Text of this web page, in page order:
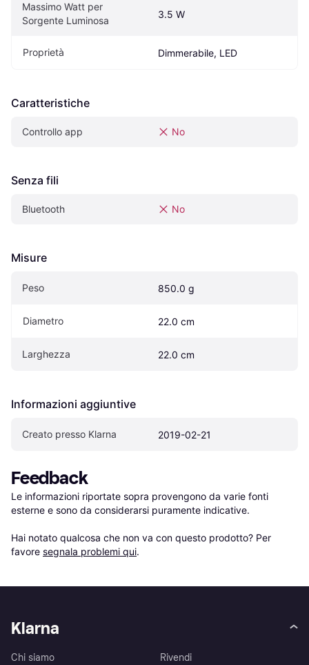
Massimo Watt per
Sorgente Luminosa
3.5 W
Proprietà Dimmerabile, LED
Caratteristiche
Controllo app No
Senza fili
Bluetooth No
Misure
Peso 850.0 g
Diametro 22.0 cm
Larghezza 22.0 cm
Informazioni aggiuntive
Creato presso Klarna 2019-02-21
Feedback
Le informazioni riportate sopra provengono da varie fonti
esterne e sono da considerarsi puramente indicative.
Hai notato qualcosa che non va con questo prodotto? Per
favore segnala problemi qui.
Klarna
Chi siamo
Rivendi